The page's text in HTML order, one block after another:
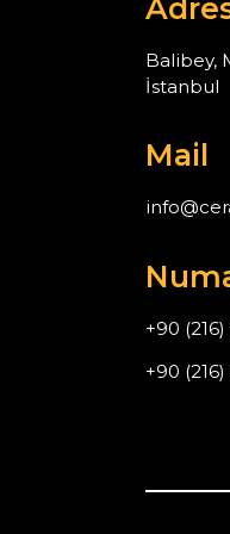
Balibey,
İstanbul
Mail
+90 (216)
+90 (216)